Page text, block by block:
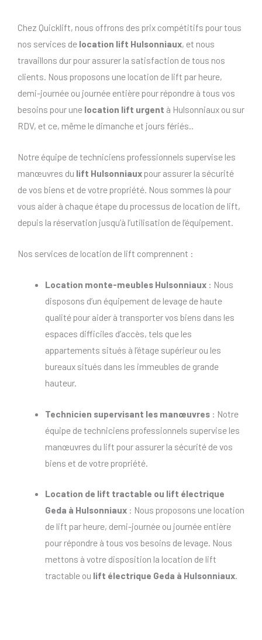
Chez Quicklift, nous offrons des prix compétitifs pour tous
nos services de location lift Hulsonniaux, et nous
travaillons dur pour assurer la satisfaction de tous nos
clients. Nous proposons une location de lift par heure,
demi-journée ou journée entière pour répondre à tous vos
besoins pour une location lift urgent à Hulsonniaux ou sur
RDV, et ce, même le dimanche et jours fériés..
Notre équipe de techniciens professionnels supervise les
manœuvres du lift Hulsonniaux pour assurer la sécurité
de vos biens et de votre propriété. Nous sommes là pour
vous aider à chaque étape du processus de location de lift,
depuis la réservation jusqu’à l’utilisation de l’équipement.
Nos services de location de lift comprennent :
Location monte-meubles Hulsonniaux: Nous
disposons d’un équipement de levage de haute
qualité pour aider à transporter vos biens dans les
espaces difficiles d’accès, tels que les
appartements situés à l’étage supérieur ou les
bureaux situés dans les immeubles de grande
hauteur.
Technicien supervisant les manœuvres: Notre
équipe de techniciens professionnels supervise les
manœuvres du lift pour assurer la sécurité de vos
biens et de votre propriété.
Location de lift tractable ou lift électrique
Geda à Hulsonniaux : Nous proposons une location
de lift par heure, demi-journée ou journée entière
pour répondre à tous vos besoins de levage. Nous
mettons à votre disposition la location de lift
tractable ou lift électrique Geda à Hulsonniaux.